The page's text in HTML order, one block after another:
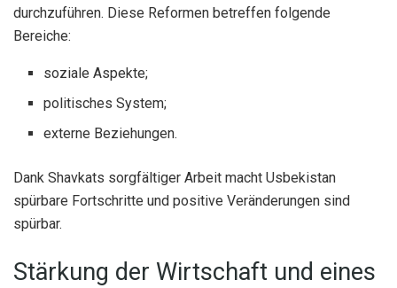
durchzuführen. Diese Reformen betreffen folgende
Bereiche:
soziale Aspekte;
politisches System;
externe Beziehungen.
Dank Shavkats sorgfältiger Arbeit macht Usbekistan
spürbare Fortschritte und positive Veränderungen sind
spürbar.
Stärkung der Wirtschaft und eines